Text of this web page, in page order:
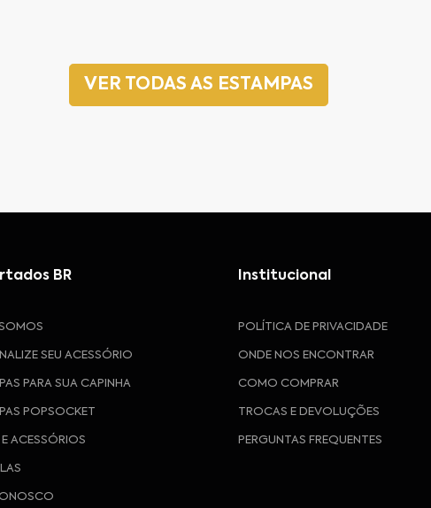
VER TODAS AS ESTAMPAS
BR
SEU ACESSÓRIO
PARA SUA CAPINHA
POPSOCKET
ACESSÓRIOS
Institucional
POLÍTICA DE PRIVACIDADE
ONDE NOS ENCONTRAR
COMO COMPRAR
TROCAS E DEVOLUÇÕES
PERGUNTAS FREQUENTES